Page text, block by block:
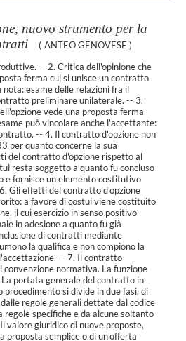
nuovo strumento per la
( ANTEO GENOVESE )
-- 2. Critica dell'opinione che
ferma cui si unisce un contratto
esame delle relazioni fra il
preliminare unilaterale. -- 3.
vede una proposta ferma
può vincolare anche l'accettante:
-- 4. Il contratto d'opzione non
per quanto concerne la sua
del contratto d'opzione rispetto al
resta soggetto a quanto fu concluso
e fornisce un elemento costitutivo
Gli effetti del contratto d'opzione
a favore di costui viene costituito
il cui esercizio in senso positivo
in adesione a quanto fu già
di contratti mediante
la qualifica e non compiono la
-- 7. Il contratto
normativa. La funzione
portata generale del contratto in
procedimento si divide in due fasi, di
regole generali dettate dal codice
regole specifiche e da alcune soltanto
valore giuridico di nuove proposte,
proposta semplice o di un'offerta